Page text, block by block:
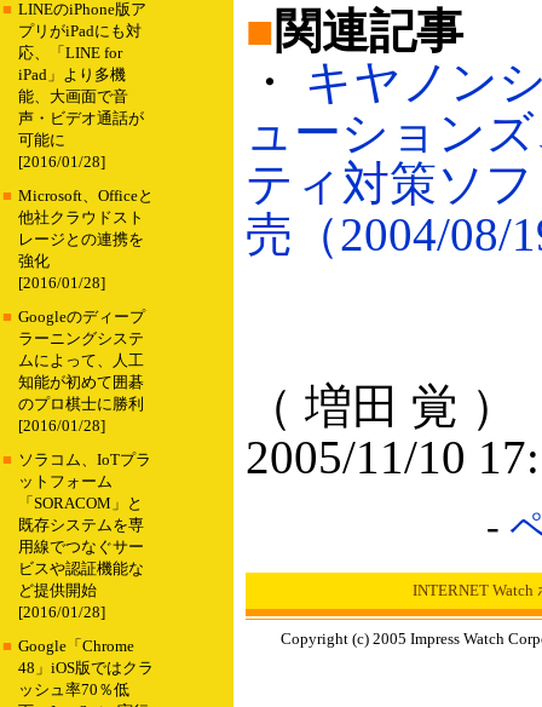
■ LINEのiPhone版ア
プリがiPadにも対
応、「LINE for
iPad」より多機
能、大画面で音
声・ビデオ通話が
可能に
[2016/01/28]
■ Microsoft、Officeと
他社クラウドスト
レージとの連携を
強化
[2016/01/28]
■ Googleのディープ
ラーニングシステ
ムによって、人工
知能が初めて囲碁
のプロ棋士に勝利
[2016/01/28]
■ ソラコム、IoTプラ
ットフォーム
「SORACOM」と
既存システムを専
用線でつなぐサー
ビスや認証機能な
ど提供開始
[2016/01/28]
■ Google「Chrome
48」iOS版ではクラ
ッシュ率70％低
■関連記事
・ キヤノン
ューション
ティ対策ソ
売（2004/08/
（ 増田 覚 ）
2005/11/10
-
INTERNET Watch
Copyright (c) 2005 Impress Watch